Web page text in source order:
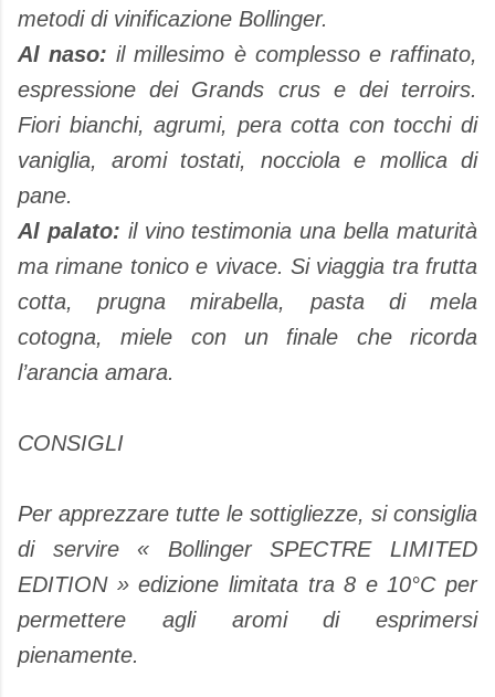
metodi di vinificazione Bollinger.
Al naso: il millesimo è complesso e raffinato,
espressione dei Grands crus e dei terroirs.
Fiori bianchi, agrumi, pera cotta con tocchi di
vaniglia, aromi tostati, nocciola e mollica di
pane.
Al palato: il vino testimonia una bella maturità
ma rimane tonico e vivace. Si viaggia tra frutta
cotta, prugna mirabella, pasta di mela
cotogna, miele con un finale che ricorda
l’arancia amara.
CONSIGLI
Per apprezzare tutte le sottigliezze, si consiglia
di servire « Bollinger SPECTRE LIMITED
EDITION » edizione limitata tra 8 e 10°C per
permettere agli aromi di esprimersi
pienamente.